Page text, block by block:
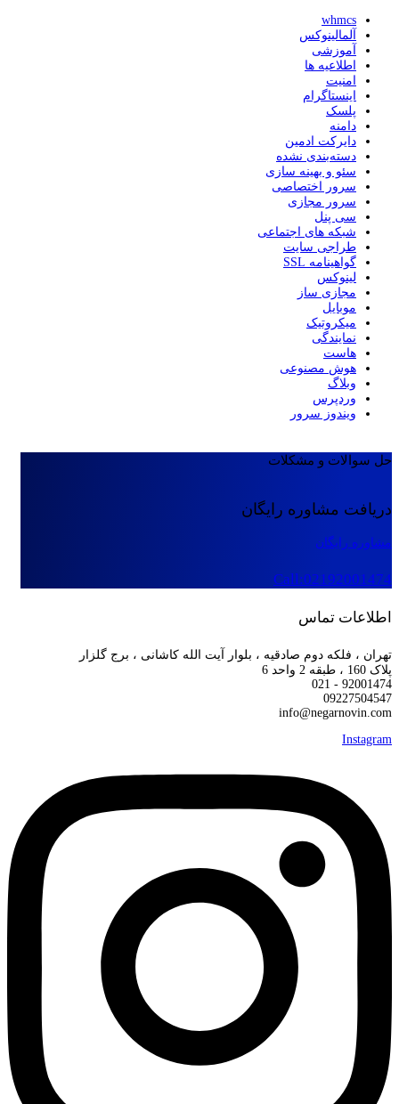
whmcs
آلمالینوکس
آموزشی
اطلاعیه ها
امنیت
اینستاگرام
پلسک
دامنه
دایرکت ادمین
دسته‌بندی نشده
سئو و بهینه سازی
سرور اختصاصی
سرور مجازی
سی پنل
شبکه های اجتماعی
طراجی سایت
گواهینامه SSL
لینوکس
مجازی ساز
موبایل
میکروتیک
نمایندگی
هاست
هوش مصنوعی
وبلاگ
وردپرس
ویندوز سرور
حل سوالات و مشکلات
دریافت مشاوره رایگان
مشاوره رایگان
Call:02192001474
اطلاعات تماس
تهران ، فلکه دوم صادقیه ، بلوار آیت الله کاشانی ، برج گلزار
پلاک 160 ، طبقه 2 واحد 6
92001474 - 021
09227504547
info@negarnovin.com
Instagram